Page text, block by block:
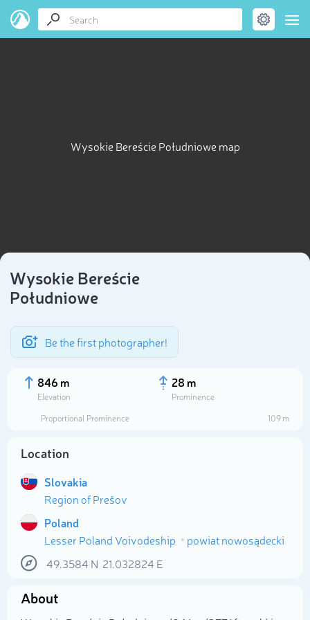
Wysokie Bereście Południowe map
Wysokie Bereście
Południowe
Be the first photographer!
846 m
Elevation
28 m
Prominence
Proportional Prominence
109 m
Location
Slovakia
Region of Prešov
Poland
Lesser Poland Voivodeship
powiat nowosądecki
49.3584 N 21.032824 E
About
Select photo